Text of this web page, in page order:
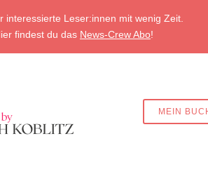
interessierte Leser:innen mit wenig Zeit.
findest du das News-Crew Abo!
MEIN